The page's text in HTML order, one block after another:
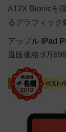
A12X Bionicを
るグラフィック
アップル iPad
直販価格:9万